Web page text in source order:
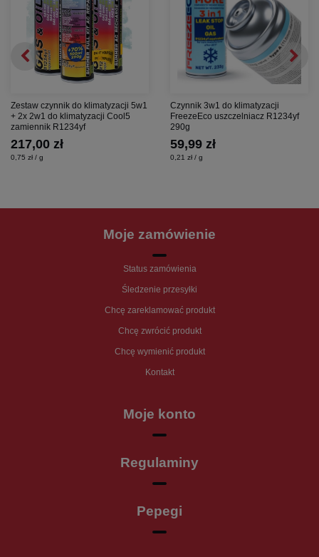
Zestaw czynnik do klimatyzacji 5w1
+ 2x 2w1 do klimatyzacji Cool5
zamiennik R1234yf
217,00 zł
0,75 zł / g
Czynnik 3w1 do klimatyzacji
FreezeEco uszczelniacz R1234yf
290g
59,99 zł
0,21 zł / g
Moje zamówienie
Status zamówienia
Śledzenie przesyłki
Chcę zareklamować produkt
Chcę zwrócić produkt
Chcę wymienić produkt
Kontakt
Moje konto
Regulaminy
Pepegi